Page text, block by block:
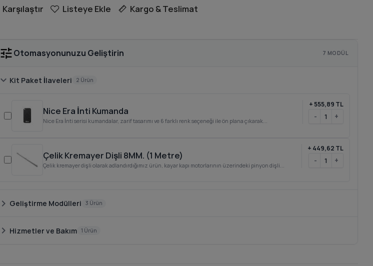
Karşılaştır Listeye Ekle Kargo & Teslimat
tuneOtomasyonunuzu Geliştirin 7 MODÜL
chevron_right Kit Paket İlaveleri 2 Ürün
Nice Era İnti Kumanda
Nice Era İnti serisi kumandalar, zarif tasarımı ve 6 farklı renk seçeneği ile ön plana çıkarak...
+ 555,89 TL
- +
Çelik Kremayer Dişli 8MM. (1 Metre)
Çelik kremayer dişli olarak adlandırdığımız ürün, kayar kapı motorlarının üzerindeki pinyon dişli...
+ 449,62 TL
- +
chevron_right Geliştirme Modülleri 3 Ürün
chevron_right Hizmetler ve Bakım 1 Ürün